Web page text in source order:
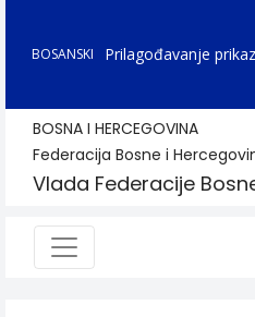
BOSANSKI Prilagođavanje
BOSNA I HERCEGOVINA
Federacija Bosne i
Vlada Federacije